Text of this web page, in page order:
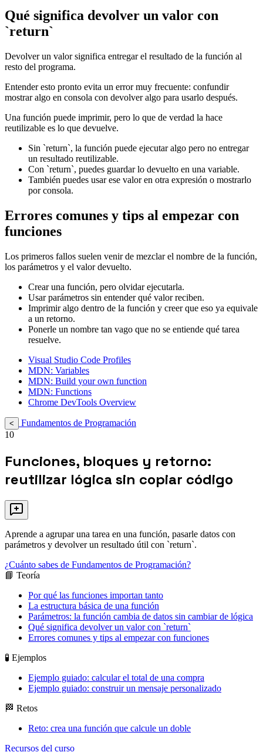
Qué significa devolver un valor con
`return`
Devolver un valor significa entregar el resultado de la función al
resto del programa.
Entender esto pronto evita un error muy frecuente: confundir
mostrar algo en consola con devolver algo para usarlo después.
Una función puede imprimir, pero lo que de verdad la hace
reutilizable es lo que devuelve.
Sin `return`, la función puede ejecutar algo pero no entregar
un resultado reutilizable.
Con `return`, puedes guardar lo devuelto en una variable.
También puedes usar ese valor en otra expresión o mostrarlo
por consola.
Errores comunes y tips al empezar con
funciones
Los primeros fallos suelen venir de mezclar el nombre de la función,
los parámetros y el valor devuelto.
Crear una función, pero olvidar ejecutarla.
Usar parámetros sin entender qué valor reciben.
Imprimir algo dentro de la función y creer que eso ya equivale
a un retorno.
Ponerle un nombre tan vago que no se entiende qué tarea
resuelve.
Visual Studio Code Profiles
MDN: Variables
MDN: Build your own function
MDN: Functions
Chrome DevTools Overview
<
Fundamentos de Programación
10
Funciones, bloques y retorno:
reutilizar lógica sin copiar código
Aprende a agrupar una tarea en una función, pasarle datos con
parámetros y devolver un resultado útil con `return`.
¿Cuánto sabes de Fundamentos de Programación?
📘 Teoría
Por qué las funciones importan tanto
La estructura básica de una función
Parámetros: la función cambia de datos sin cambiar de lógica
Qué significa devolver un valor con `return`
Errores comunes y tips al empezar con funciones
🧪 Ejemplos
Ejemplo guiado: calcular el total de una compra
Ejemplo guiado: construir un mensaje personalizado
🏁 Retos
Reto: crea una función que calcule un doble
Recursos del curso